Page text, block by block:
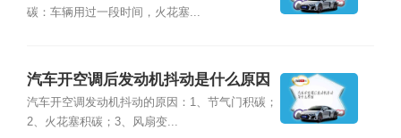
碳：车辆用过一段时间，火花塞...
汽车开空调后发动机抖动是什么原因
汽车开空调发动机抖动的原因：1、节气门积碳；
2、火花塞积碳；3、风扇变...